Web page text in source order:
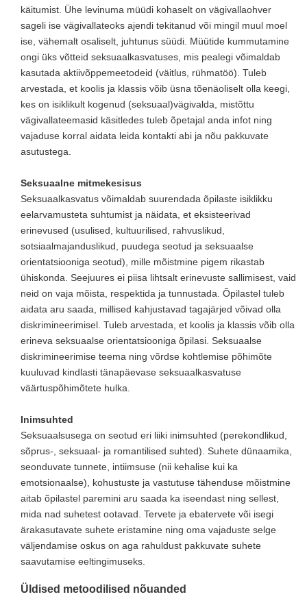
käitumist. Ühe levinuma müüdi kohaselt on vägivallaohver
sageli ise vägivallateoks ajendi tekitanud või mingil muul moel
ise, vähemalt osaliselt, juhtunus süüdi. Müütide kummutamine
ongi üks võtteid seksuaalkasvatuses, mis pealegi võimaldab
kasutada aktiivõppemeetodeid (väitlus, rühmatöö). Tuleb
arvestada, et koolis ja klassis võib üsna tõenäoliselt olla keegi,
kes on isiklikult kogenud (seksuaal)vägivalda, mistõttu
vägivallateemasid käsitledes tuleb õpetajal anda infot ning
vajaduse korral aidata leida kontakti abi ja nõu pakkuvate
asutustega.
Seksuaalne mitmekesisus
Seksuaalkasvatus võimaldab suurendada õpilaste isiklikku
eelarvamusteta suhtumist ja näidata, et eksisteerivad
erinevused (usulised, kultuurilised, rahvuslikud,
sotsiaalmajanduslikud, puudega seotud ja seksuaalse
orientatsiooniga seotud), mille mõistmine pigem rikastab
ühiskonda. Seejuures ei piisa lihtsalt erinevuste sallimisest, vaid
neid on vaja mõista, respektida ja tunnustada. Õpilastel tuleb
aidata aru saada, millised kahjustavad tagajärjed võivad olla
diskrimineerimisel. Tuleb arvestada, et koolis ja klassis võib olla
erineva seksuaalse orientatsiooniga õpilasi. Seksuaalse
diskrimineerimise teema ning võrdse kohtlemise põhimõte
kuuluvad kindlasti tänapäevase seksuaalkasvatuse
väärtuspõhimõtete hulka.
Inimsuhted
Seksuaalsusega on seotud eri liiki inimsuhted (perekondlikud,
sõprus-, seksuaal- ja romantilised suhted). Suhete dünaamika,
seonduvate tunnete, intiimsuse (nii kehalise kui ka
emotsionaalse), kohustuste ja vastutuse tähenduse mõistmine
aitab õpilastel paremini aru saada ka iseendast ning sellest,
mida nad suhetest ootavad. Tervete ja ebatervete või isegi
ärakasutavate suhete eristamine ning oma vajaduste selge
väljendamise oskus on aga rahuldust pakkuvate suhete
saavutamise eeltingimuseks.
Üldised metoodilised nõuanded